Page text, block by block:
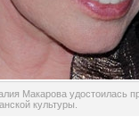
Макарова удостоилась
культуры.